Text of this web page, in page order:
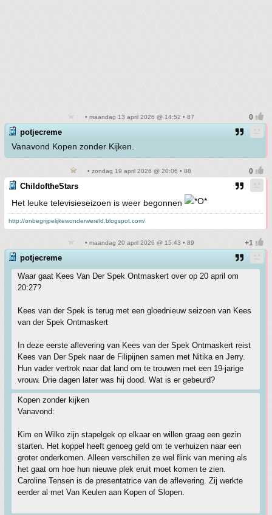
• maandag 13 april 2026 @ 14:52 • 87
potjecreme
Vanavond Kopen zonder Kijken.
• zondag 19 april 2026 @ 20:06 • 88
ChildoftheStars
Het leuke televisieseizoen is weer begonnen
http://onbegrijpelijkewonderwereld.blogspot.com/
• maandag 20 april 2026 @ 15:43 • 89
potjecreme
Waar gaat Kees Van Der Spek Ontmaskert over op 20 april om
20:27?
Kees van der Spek is terug met een gloednieuw seizoen van Kees
van der Spek Ontmaskert
In deze eerste aflevering van Kees van der Spek Ontmaskert reist
Kees van Der Spek naar de Filipijnen samen met Nitika en Jerry.
Hun vader vertrok naar dat land om te trouwen met een 19-jarige
vrouw. Drie dagen later was hij dood. Wat is er gebeurd?
Kopen zonder kijken
Vanavond:
Kim en Wilko zijn stapelgek op elkaar en willen graag een gezin
starten. Het koppel heeft genoeg geld om te verhuizen naar een
groter onderkomen. Alleen verschillen ze wel flink van mening als
het gaat om hoe hun nieuwe plek eruit moet komen te zien.
Caroline Tensen is de presentatrice van de aflevering. Zij werkte
eerder al met Van Keulen aan Kopen of Slopen.